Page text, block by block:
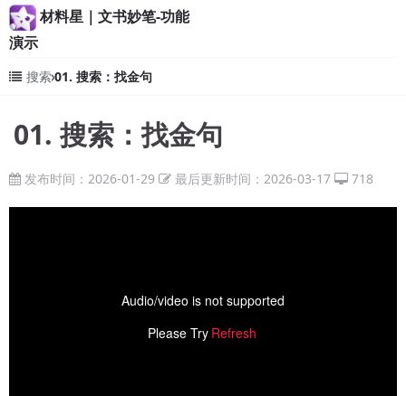
材料星｜文书妙笔-功能
演示
搜索01. 搜索：找金句
01. 搜索：找金句
发布时间：2026-01-29 最后更新时间：2026-03-17 718
Audio/video is not supported
Please Try Refresh